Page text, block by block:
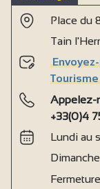
Place du
Tain
Tourisme
Appelez-
+33(0)4
Lundi au